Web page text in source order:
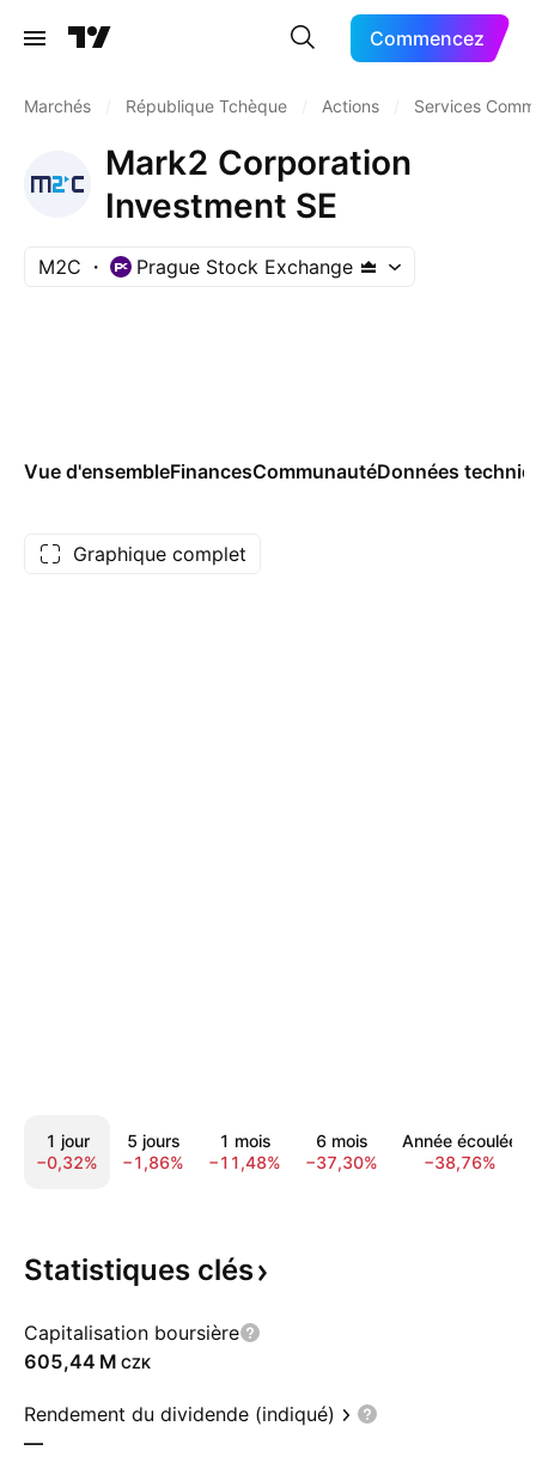
Commencez
Marchés République Tchèque Actions Services
Mark2 Corporation
Investment SE
M2C Prague Stock Exchange
Vue d'ensembleFinancesCommunautéDonnées
Graphique complet
1 jour
−0,32%
5 jours
−1,86%
1 mois
−11,48%
6 mois
−37,30%
Année écoulée
−38,76%
Statistiques clés
Capitalisation boursière
‪605,44 M‬ CZK
Rendement du dividende (indiqué)
—